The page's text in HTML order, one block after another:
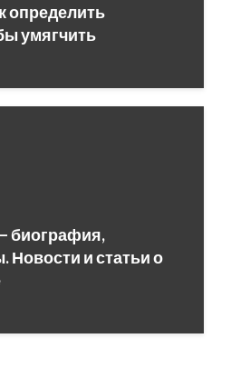
определить
умягчить
биография,
Новости и статьи о